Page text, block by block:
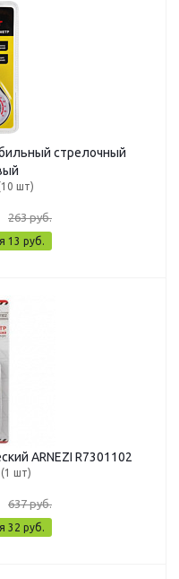
стрелочный
шт)
263руб.
13 руб.
Манометр для шин металический ARNEZI R7301102
шт)
637руб.
32 руб.